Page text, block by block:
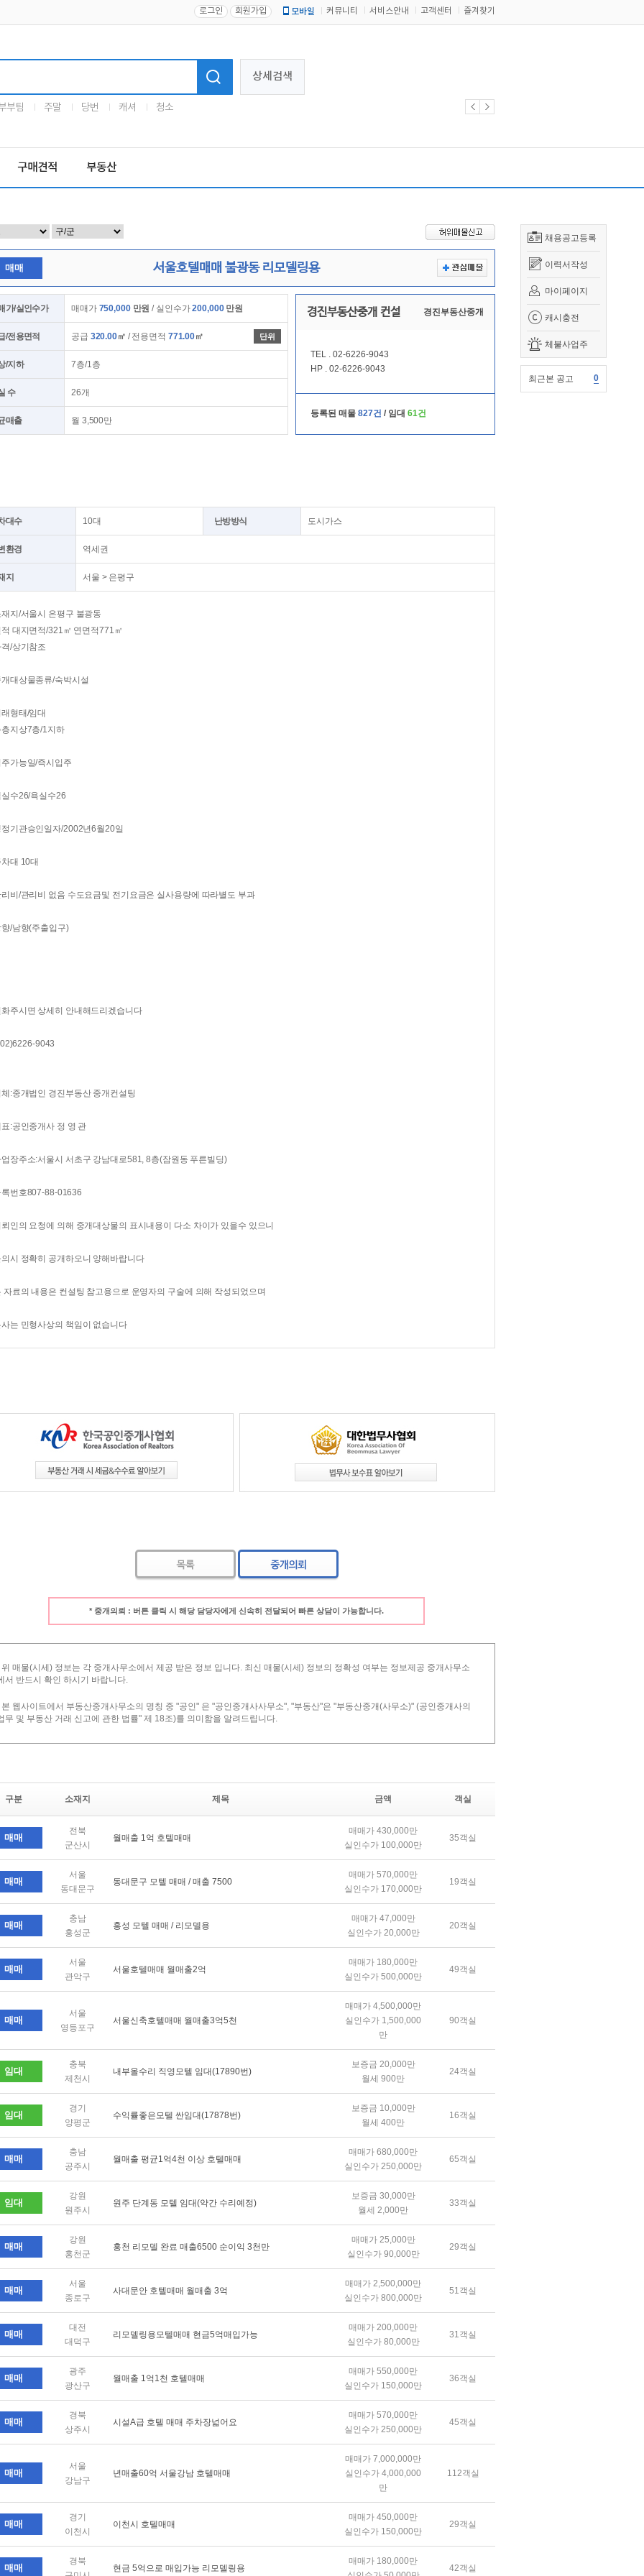
로그인 회원가입 모바일 커뮤니티 서비스안내 고객센터 즐겨찾기
상세검색
부팀 주말 당번 캐셔 청소
구매견적 부동산
채용공고등록
이력서작성
마이페이지
캐시충전
체불사업주
최근본 공고 0
매매 서울호텔매매 불광동 리모델링용
가/실인수가 매매가 750,000 만원 / 실인수가200,000 만원
/전용면적 공급 320.00㎡ / 전용면적 771.00㎡ 단위
/지하 7층/1층
수 26개
매출 월 3,500만
경진부동산중개 컨설 경진부동산중개
TEL . 02-6226-9043
HP . 02-6226-9043
등록된 매물 827건 / 임대 61건
대수 10대 난방방식 도시가스
환경 역세권
지 서울 > 은평구
지/서울시 은평구 불광동
대지면적/321㎡ 연면적771㎡
/상기참조
대상물종류/숙박시설
형태/임대
지상7층/1지하
가능일/즉시입주
수26/욕실수26
기관승인일자/2002년6월20일
대 10대
비/관리비 없음 수도요금및 전기요금은 실사용량에 따라별도 부과
/남향(주출입구)
주시면 상세히 안내해드리겠습니다
9043
:중개법인 경진부동산 중개컨설팅
:공인중개사 정 영 관
장주소:서울시 서초구 강남대로581, 8층(잠원동 푸른빌딩)
번호807-88-01636
인의 요청에 의해 중개대상물의 표시내용이 다소 차이가 있을수 있으니
시 정확히 공개하오니 양해바랍니다
자료의 내용은 컨설팅 참고용으로 운영자의 구술에 의해 작성되었으며
는 민형사상의 책임이 없습니다
* 중개의뢰 : 버튼 클릭 시 해당 담당자에게 신속히 전달되어 빠른 상담이 가능합니다.
위 매물(시세) 정보는 각 중개사무소에서 제공 받은 정보 입니다. 최신 매물(시세) 정보의 정확성 여부는 정보제공 중개사무소
서 반드시 확인 하시기 바랍니다.
본 웹사이트에서 부동산중개사무소의 명칭 중 "공인" 은 "공인중개사사무소", "부동산"은 "부동산중개(사무소)" (공인중개사의
무 및 부동산 거래 신고에 관한 법률" 제 18조)를 의미함을 알려드립니다.
구분 소재지 제목 금액 객실
매매
전북
군산시
월매출 1억 호텔매매
매매가 430,000만
실인수가 100,000만
35객실
매매
서울
동대문구
동대문구 모텔 매매 / 매출 7500
매매가 570,000만
실인수가 170,000만
19객실
매매
충남
홍성군
홍성 모텔 매매 / 리모델용
매매가 47,000만
실인수가 20,000만
20객실
매매
서울
관악구
서울호텔매매 월매출2억
매매가 180,000만
실인수가 500,000만
49객실
매매
서울
영등포구
서울신축호텔매매 월매출3억5천
매매가 4,500,000만
실인수가 1,500,000
만
90객실
임대
충북
제천시
내부올수리 직영모텔 임대(17890번)
보증금 20,000만
월세 900만
24객실
임대
경기
양평군
수익률좋은모텔 싼임대(17878번)
보증금 10,000만
월세 400만
16객실
매매
충남
공주시
월매출 평균1억4천 이상 호텔매매
매매가 680,000만
실인수가 250,000만
65객실
임대
강원
원주시
원주 단계동 모텔 임대(약간 수리예정)
보증금 30,000만
월세 2,000만
33객실
매매
강원
홍천군
홍천 리모델 완료 매출6500 순이익 3천만
매매가 25,000만
실인수가 90,000만
29객실
매매
서울
종로구
사대문안 호텔매매 월매출 3억
매매가 2,500,000만
실인수가 800,000만
51객실
매매
대전
대덕구
리모델링용모텔매매 현금5억매입가능
매매가 200,000만
실인수가 80,000만
31객실
매매
광주
광산구
월매출 1억1천 호텔매매
매매가 550,000만
실인수가 150,000만
36객실
매매
경북
상주시
시설A급 호텔 매매 주차장넓어요
매매가 570,000만
실인수가 250,000만
45객실
매매
서울
강남구
년매출60억 서울강남 호텔매매
매매가 7,000,000만
실인수가 4,000,000
만
112객실
매매
경기
이천시
이천시 호텔매매
매매가 450,000만
실인수가 150,000만
29객실
매매
경북
현금 5억으로 매입가능 리모델링용
매매가 180,000만
42객실